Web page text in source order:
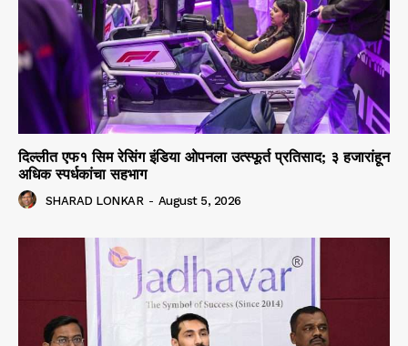
दिल्लीत एफ१ सिम रेसिंग इंडिया ओपनला उत्स्फूर्त प्रतिसाद; ३ हजारांहून
अधिक स्पर्धकांचा सहभाग
SHARAD LONKAR - August 5, 2026